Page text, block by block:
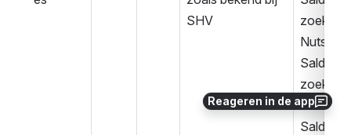
Reageren in de app
SHV
zoek
Nuts
Saldover
zoek
Publiek
Saldover